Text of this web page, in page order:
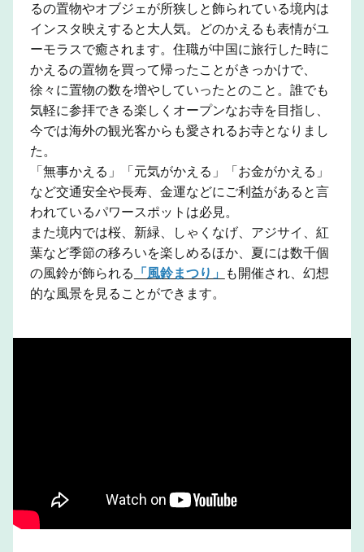
るの置物やオブジェが所狭しと飾られている境内は
インスタ映えすると大人気。どのかえるも表情がユ
ーモラスで癒されます。住職が中国に旅行した時に
かえるの置物を買って帰ったことがきっかけで、
徐々に置物の数を増やしていったとのこと。誰でも
気軽に参拝できる楽しくオープンなお寺を目指し、
今では海外の観光客からも愛されるお寺となりまし
た。
「無事かえる」「元気がかえる」「お金がかえる」
など交通安全や長寿、金運などにご利益があると言
われているパワースポットは必見。
また境内では桜、新緑、しゃくなげ、アジサイ、紅
葉など季節の移ろいを楽しめるほか、夏には数千個
の風鈴が飾られる
「風鈴まつり」
も開催され、幻想
的な風景を見ることができます。